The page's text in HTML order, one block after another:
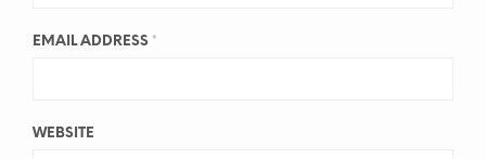
EMAIL ADDRESS *
WEBSITE